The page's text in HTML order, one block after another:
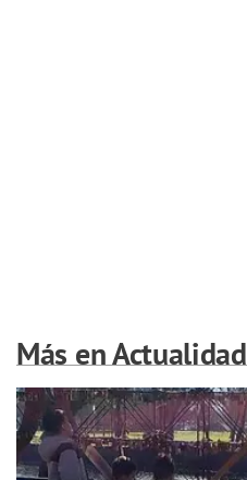
Más en Actualidad